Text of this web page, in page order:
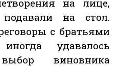
на лице,
на стол.
с братьями
удавалось
виновника